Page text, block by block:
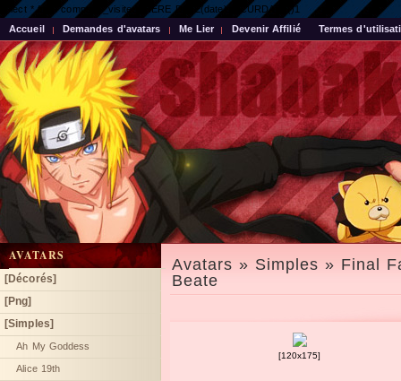
select * from compteur_visite WHERE DATE(date) = CURDATE()1
Accueil
Demandes d'avatars Me Lier Devenir Affilié Termes
AVATARS
[Décorés]
[Png]
[Simples]
Ah My Goddess
Alice 19th
Avatars » Simples » Final
Beate
[120x175]